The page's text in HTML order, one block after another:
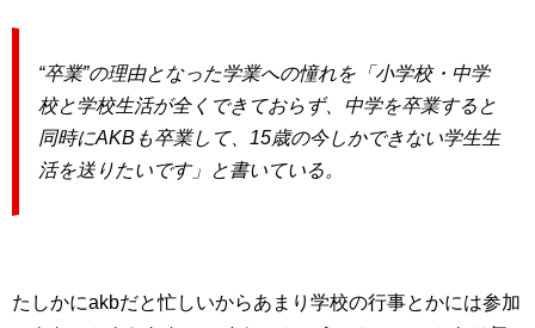
“卒業”の理由となった学業への憧れを「小学校・中学
校と学校生活が全くできておらず、中学を卒業すると
同時にAKBも卒業して、15歳の今しかできない学生生
活を送りたいです」と書いている。
たしかにakbだと忙しいからあまり学校の行事とかには参加